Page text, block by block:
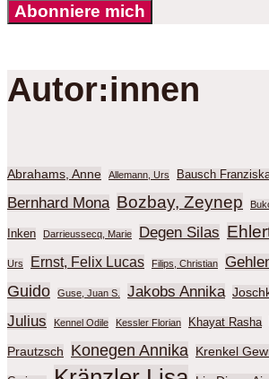
Abonniere mich
Autor:innen
Abrahams, Anne Allemann, Urs Bausch
Bernhard Mona Bozbay, Zeynep
Inken Darrieussecq, Marie Degen Silas
Urs Ernst, Felix Lucas Filips, Christian
Guido
Guse, Juan S. Jakobs Annika
Julius
Kennel Odile Kessler Florian Khayat Rasha
Prautzsch Konegen Annika Krenkel